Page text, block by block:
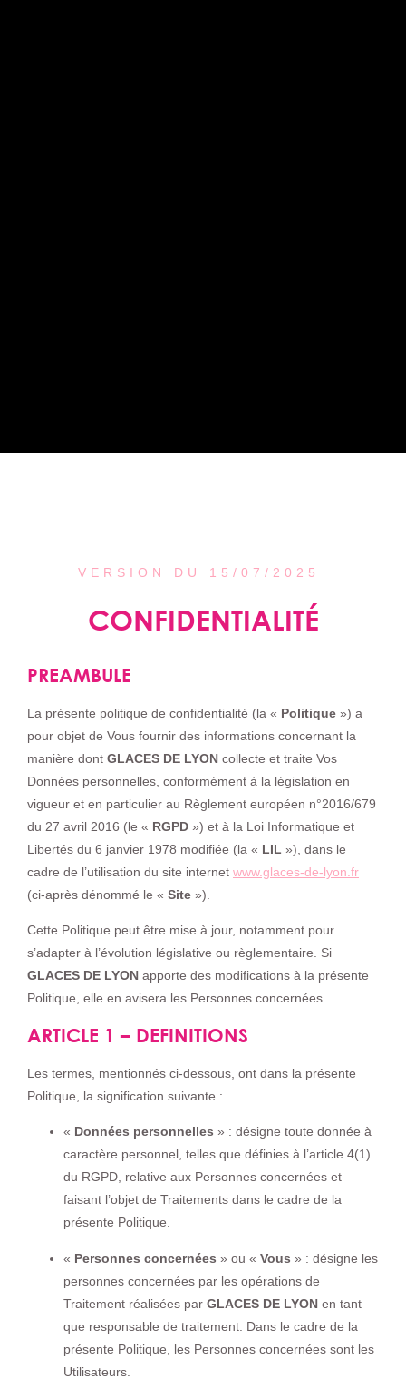
VERSION DU 15/07/2025
CONFIDENTIALITÉ
PREAMBULE
La présente politique de confidentialité (la « Politique ») a
pour objet de Vous fournir des informations concernant la
manière dont GLACES DE LYON collecte et traite Vos
Données personnelles, conformément à la législation en
vigueur et en particulier au Règlement européen n°2016/679
du 27 avril 2016 (le « RGPD ») et à la Loi Informatique et
Libertés du 6 janvier 1978 modifiée (la « LIL »), dans le
cadre de l’utilisation du site internet www.glaces-de-lyon.fr
(ci-après dénommé le « Site »).
Cette Politique peut être mise à jour, notamment pour
s’adapter à l’évolution législative ou règlementaire. Si
GLACES DE LYON apporte des modifications à la présente
Politique, elle en avisera les Personnes concernées.
ARTICLE 1 – DEFINITIONS
Les termes, mentionnés ci-dessous, ont dans la présente
Politique, la signification suivante :
« Données personnelles » : désigne toute donnée à
caractère personnel, telles que définies à l’article 4(1)
du RGPD, relative aux Personnes concernées et
faisant l’objet de Traitements dans le cadre de la
présente Politique.
« Personnes concernées » ou « Vous » : désigne les
personnes concernées par les opérations de
Traitement réalisées par GLACES DE LYON en tant
que responsable de traitement. Dans le cadre de la
présente Politique, les Personnes concernées sont les
Utilisateurs.